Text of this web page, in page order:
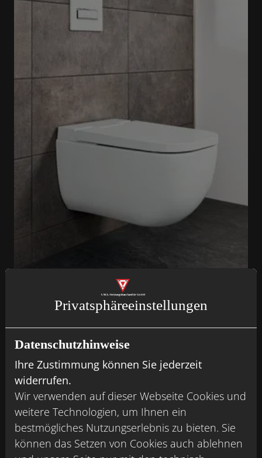
VIGOUR derby AQUAWASH
Das Dusch-WC für Deutschland
Als „Dusch-WC für Deutschland“ garantiert das
Frischegefühl und individuelle Hygiene für
jedermann.
Nachrüstbar für jede Badsituation
Privatsphäre­einstellungen
Datenschutzhinweise
Ihre Zustimmung können Sie jederzeit
widerrufen.
Wir verwenden auf dieser Webseite Cookies und
weitere Technologien, um Ihnen ein
bestmögliches Nutzungserlebnis zu bieten. Sie
können das Setzen von Cookies auch ablehnen